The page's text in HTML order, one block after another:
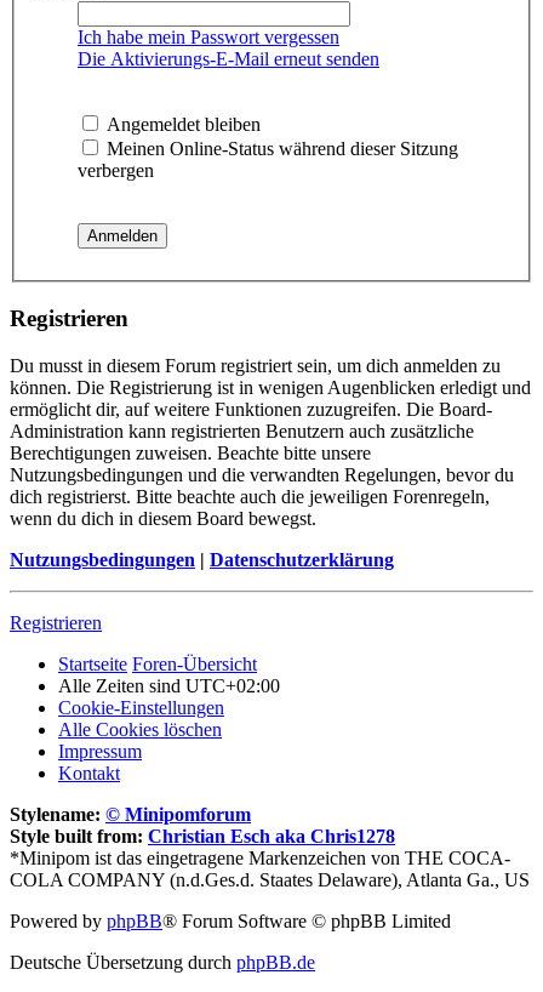
Ich habe mein Passwort vergessen
Die Aktivierungs-E-Mail erneut senden
Angemeldet bleiben
Meinen Online-Status während dieser Sitzung
verbergen
Registrieren
Du musst in diesem Forum registriert sein, um dich anmelden zu
können. Die Registrierung ist in wenigen Augenblicken erledigt und
ermöglicht dir, auf weitere Funktionen zuzugreifen. Die Board-
Administration kann registrierten Benutzern auch zusätzliche
Berechtigungen zuweisen. Beachte bitte unsere
Nutzungsbedingungen und die verwandten Regelungen, bevor du
dich registrierst. Bitte beachte auch die jeweiligen Forenregeln,
wenn du dich in diesem Board bewegst.
Nutzungsbedingungen | Datenschutzerklärung
Registrieren
Startseite Foren-Übersicht
Alle Zeiten sind UTC+02:00
Cookie-Einstellungen
Alle Cookies löschen
Impressum
Kontakt
Stylename: © Minipomforum
Style built from: Christian Esch aka Chris1278
*Minipom ist das eingetragene Markenzeichen von THE COCA-
COLA COMPANY (n.d.Ges.d. Staates Delaware), Atlanta Ga., US
Powered by phpBB® Forum Software © phpBB Limited
Deutsche Übersetzung durch phpBB.de